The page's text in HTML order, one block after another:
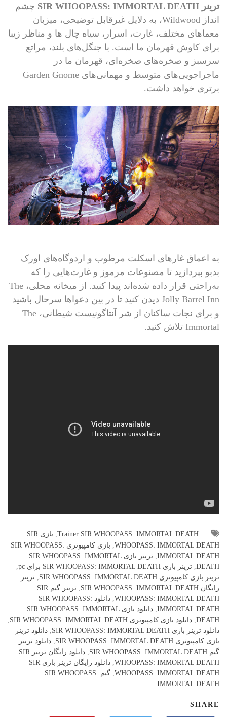
ترینر SIR WHOOPASS: IMMORTAL DEATH
چشم
انداز Wildwood، به دلایل غیرقابل توضیحی، میزبان
معماهای مختلف، غارت، اسرار، سیاه چال ها و مناظر زیبا
برای کاوش قهرمان ما است. با جنگل‌های بلند، مراتع
سرسبز و صخره‌های صخره‌ای، قهرمان ما در
ماجراجویی‌های متوسط ​​و مهمانی‌های Garden Gnome
برتری خواهد داشت.
به اعماق غارهای اسکلت مرطوب و اردوگاه‌های اورک
بدبو بپردازید تا مصنوعات مرموز و غارت‌هایی را که
به‌راحتی قرار داده شده‌اند پیدا کنید. از میخانه محلی، The
Jolly Barrel Inn دیدن کنید تا در بین دعواها سرحال باشید
و برای نجات ساکنان از شر آنتاگونیست شیطانی، The
Immortal تلاش کنید.
Trainer SIR WHOOPASS: IMMORTAL DEATH
بازی SIR
WHOOPASS: IMMORTAL DEATH
بازی کامپیوتری SIR WHOOPASS:
IMMORTAL DEATH
ترینر بازی SIR WHOOPASS: IMMORTAL
DEATH ترینر بازی SIR WHOOPASS: IMMORTAL DEATH برای pc
ترینر بازی کامپیوتری SIR WHOOPASS: IMMORTAL DEATH
ترینر
رایگان SIR WHOOPASS: IMMORTAL DEATH
ترینر گیم SIR
WHOOPASS: IMMORTAL DEATH
دانلود SIR WHOOPASS:
IMMORTAL DEATH
دانلود بازی SIR WHOOPASS: IMMORTAL
DEATH دانلود بازی کامپیوتری SIR WHOOPASS: IMMORTAL DEATH
دانلود ترینر بازی SIR WHOOPASS: IMMORTAL DEATH
دانلود ترینر
بازی کامپیوتری SIR WHOOPASS: IMMORTAL DEATH
دانلود ترینر
گیم SIR WHOOPASS: IMMORTAL DEATH
دانلود رایگان ترینر SIR
WHOOPASS: IMMORTAL DEATH
دانلود رایگان ترینر بازی SIR
WHOOPASS: IMMORTAL DEATH
گیم SIR WHOOPASS:
IMMORTAL DEATH
SHARE